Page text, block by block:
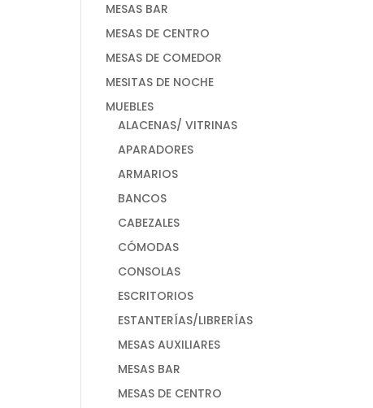
MESAS BAR
MESAS DE CENTRO
MESAS DE COMEDOR
MESITAS DE NOCHE
MUEBLES
ALACENAS/ VITRINAS
APARADORES
ARMARIOS
BANCOS
CABEZALES
CÓMODAS
CONSOLAS
ESCRITORIOS
ESTANTERÍAS/LIBRERÍAS
MESAS AUXILIARES
MESAS BAR
MESAS DE CENTRO